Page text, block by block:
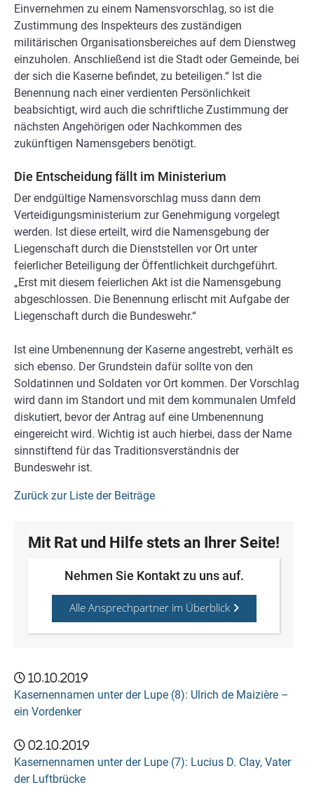
Einvernehmen zu einem Namensvorschlag, so ist die
Zustimmung des Inspekteurs des zuständigen
militärischen Organisationsbereiches auf dem Dienstweg
einzuholen. Anschließend ist die Stadt oder Gemeinde, bei
der sich die Kaserne befindet, zu beteiligen.“ Ist die
Benennung nach einer verdienten Persönlichkeit
beabsichtigt, wird auch die schriftliche Zustimmung der
nächsten Angehörigen oder Nachkommen des
zukünftigen Namensgebers benötigt.
Die Entscheidung fällt im Ministerium
Der endgültige Namensvorschlag muss dann dem
Verteidigungsministerium zur Genehmigung vorgelegt
werden. Ist diese erteilt, wird die Namensgebung der
Liegenschaft durch die Dienststellen vor Ort unter
feierlicher Beteiligung der Öffentlichkeit durchgeführt.
„Erst mit diesem feierlichen Akt ist die Namensgebung
abgeschlossen. Die Benennung erlischt mit Aufgabe der
Liegenschaft durch die Bundeswehr.“
Ist eine Umbenennung der Kaserne angestrebt, verhält es
sich ebenso. Der Grundstein dafür sollte von den
Soldatinnen und Soldaten vor Ort kommen. Der Vorschlag
wird dann im Standort und mit dem kommunalen Umfeld
diskutiert, bevor der Antrag auf eine Umbenennung
eingereicht wird. Wichtig ist auch hierbei, dass der Name
sinnstiftend für das Traditionsverständnis der
Bundeswehr ist.
Zurück zur Liste der Beiträge
Mit Rat und Hilfe stets an Ihrer Seite!
Nehmen Sie Kontakt zu uns auf.
Alle Ansprechpartner im Überblick
10.10.2019
Kasernennamen unter der Lupe (8): Ulrich de Maizière –
ein Vordenker
02.10.2019
Kasernennamen unter der Lupe (7): Lucius D. Clay, Vater
der Luftbrücke